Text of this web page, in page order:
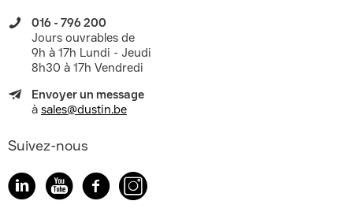
016 - 796 200
Jours ouvrables de
9h à 17h Lundi - Jeudi
8h30 à 17h Vendredi
Envoyer un message
à sales@dustin.be
Suivez-nous